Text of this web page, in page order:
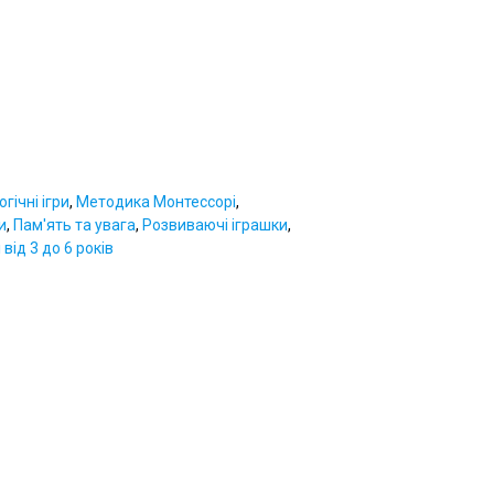
ігри, Методика Монтессорі,
, Пам'ять та увага, Розвиваючі іграшки,
3 до 6 років